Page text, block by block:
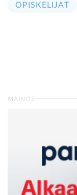
OPISKELIJAT
MAINOS